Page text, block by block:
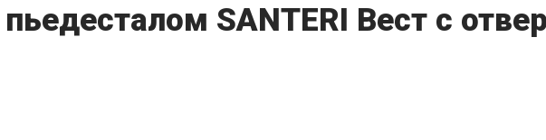
SANTERI Вест с